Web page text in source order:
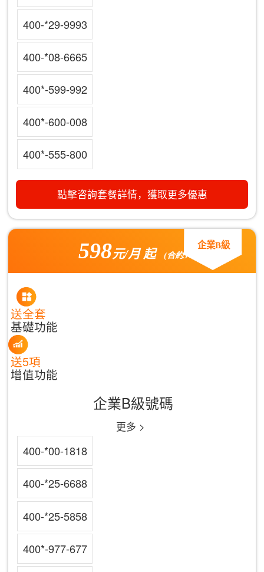
400-*29-9993
400-*08-6665
400*-599-992
400*-600-008
400*-555-800
點擊咨詢套餐詳情，獲取更多優惠
598元/月 起 (合約3年)
企業B級
送全套
基礎功能
送5項
增值功能
企業B級號碼
更多 >
400-*00-1818
400-*25-6688
400-*25-5858
400*-977-677